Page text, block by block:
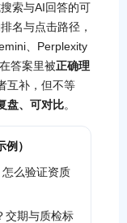
索与AI回答的可
名与点击路径，
、Perplexity
答案里被正确理
互补，但不等
盘、可对比。
）
么验证资质
交期与质检标